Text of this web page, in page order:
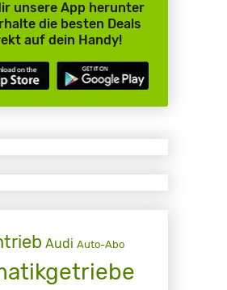
unsere App herunter
die besten Deals
auf dein Handy!
Audi Auto-Abo